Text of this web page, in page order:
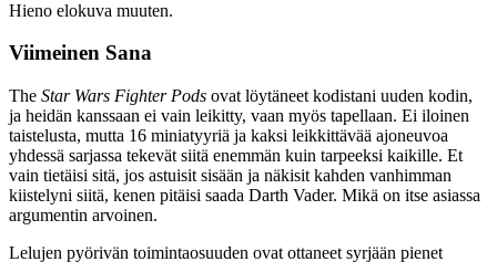
Hieno elokuva muuten.
Viimeinen Sana
The Star Wars Fighter Pods ovat löytäneet kodistani uuden kodin,
ja heidän kanssaan ei vain leikitty, vaan myös tapellaan. Ei iloinen
taistelusta, mutta 16 miniatyyriä ja kaksi leikkittävää ajoneuvoa
yhdessä sarjassa tekevät siitä enemmän kuin tarpeeksi kaikille. Et
vain tietäisi sitä, jos astuisit sisään ja näkisit kahden vanhimman
kiistelyni siitä, kenen pitäisi saada Darth Vader. Mikä on itse asiassa
argumentin arvoinen.
Lelujen pyörivän toimintaosuuden ovat ottaneet syrjään pienet